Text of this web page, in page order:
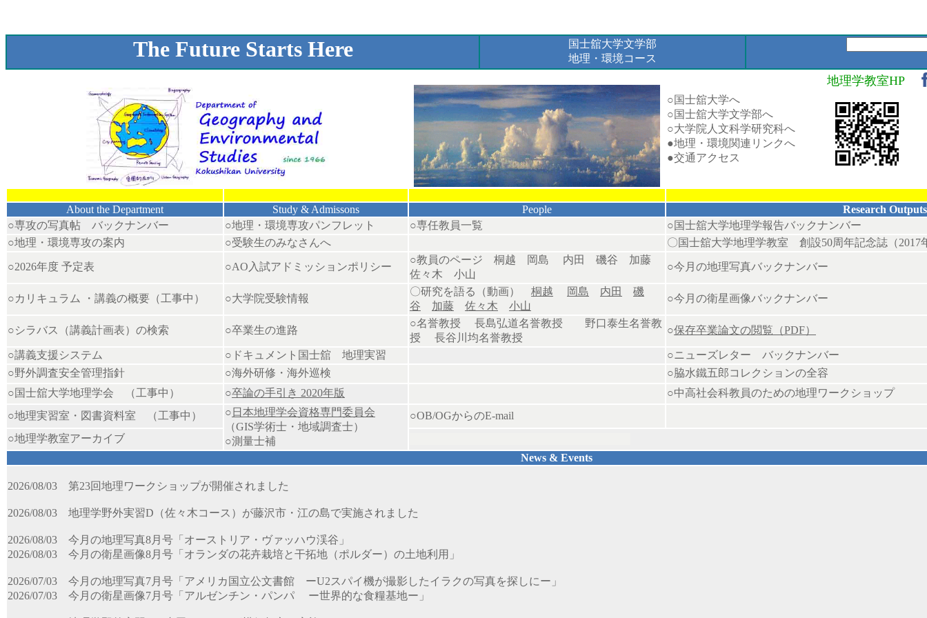
The Future Starts Here
国士舘大学文学部
地理・環境コース
○国士舘大学へ
○国士舘大学文学部へ
○大学院人文科学研究科へ
●地理・環境関連リンクへ
●交通アクセス
地理学教室HP
About the Department Study & Admissons People
Research Outputs
○専攻の写真帖 バックナンバー
○地理・環境専攻パンフレット ○専任教員一覧 ○国士舘大学地理学報告バックナンバー
○地理・環境専攻の案内 ○受験生のみなさんへ 〇国士舘大学地理学教室 創設50周年記念誌（2017
○2026年度 予定表 ○AO入試アドミッションポリシー
○教員のページ 桐越 岡島 内田 磯谷 加藤
佐々木
小山
○今月の地理写真バックナンバー
○カリキュラム ・講義の概要（工事中） ○大学院受験情報
〇研究を語る（動画） 桐越 岡島 内田
磯
谷
加藤 佐々木 小山
○今月の衛星画像バックナンバー
○シラバス（講義計画表）の検索 ○卒業生の進路
○名誉教授 長島弘道名誉教授
野口泰生名誉教
授
長谷川均名誉教授
○保存卒業論文の閲覧（PDF）
○講義支援システム ○ ドキュメント国士舘 地理実習
○ニューズレター バックナンバー
○野外調査安全管理指針
○海外研修・海外巡検 ○脇水鐵五郎コレクションの全容
○国士舘大学地理学会 （工事中）
○卒論の手引き 2020年版
○中高社会科教員のための地理ワークショップ
○地理実習室・図書資料室 （工事中）
○ 日本地理学会資格専門委員会
（GIS学術士・地域調査士）
○測量士補
○OB/OGからのE-mail
○地理学教室アーカイブ
News & Events
2026/08/03 第23回地理ワークショップが開催されました
2026/08/03 地理学野外実習D（佐々木コース）が藤沢市・江の島で実施されました
2026/08/03 今月の地理写真8月号「オーストリア・ヴァッハウ渓谷」
2026/08/03 今月の衛星画像8月号「オランダの花卉栽培と干拓地（ポルダー）の土地利用」
2026/07/03 今月の地理写真7月号「アメリカ国立公文書館 ーU2スパイ機が撮影したイラクの写真を探しにー」
2026/07/03 今月の衛星画像7月号「アルゼンチン・パンパ ー世界的な食糧基地ー」